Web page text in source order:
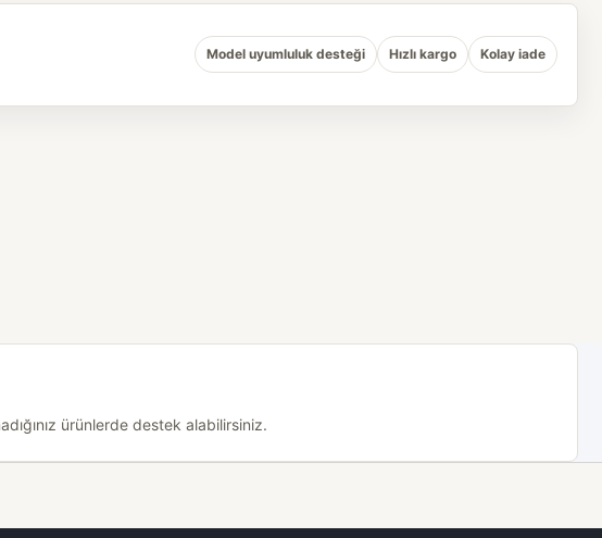
Model uyumluluk desteği Hızlı kargo Kolay iade
ürünlerde destek alabilirsiniz.